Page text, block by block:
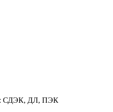
СДЭК, ДЛ, ПЭК